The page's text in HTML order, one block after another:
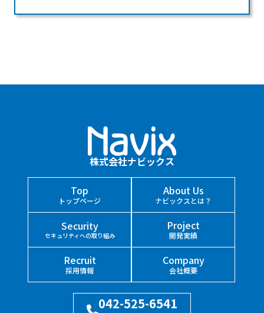
株式会社ナビックス
Top
トップページ
About Us
ナビックスとは？
Security
セキュリティへの取り組み
Project
開発実績
Recruit
採用情報
Company
会社概要
042-525-6541